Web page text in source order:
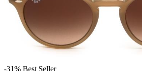
-31% Best Seller